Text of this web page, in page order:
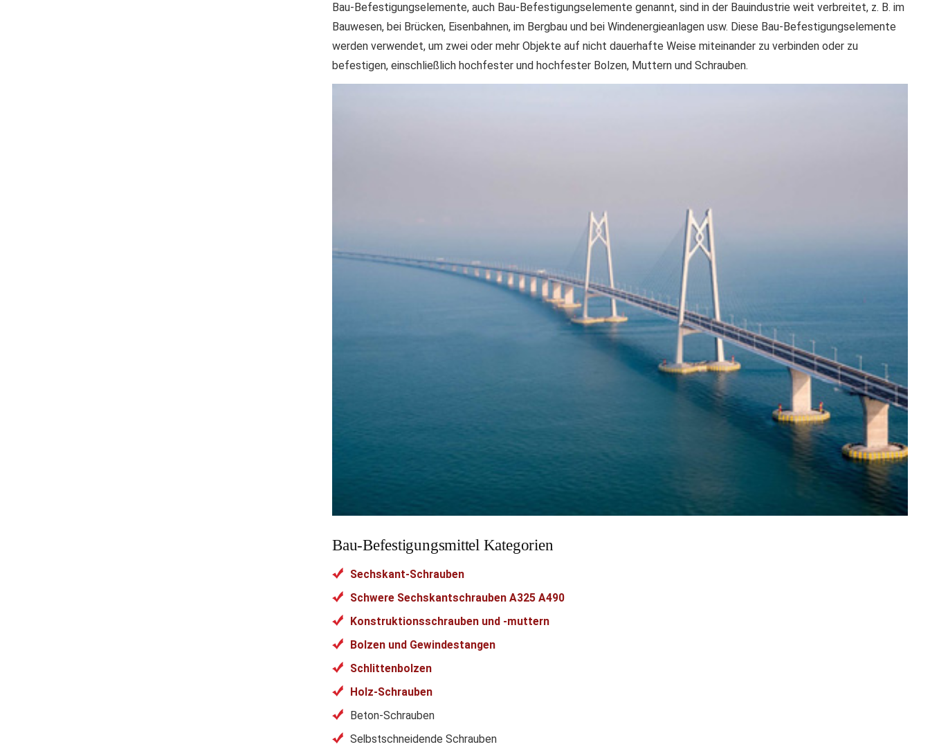
Bau-Befestigungselemente, auch Bau-Befestigungselemente genannt, sind in der Bauindustrie weit verbreitet, z. B. im
Bauwesen, bei Brücken, Eisenbahnen, im Bergbau und bei Windenergieanlagen usw. Diese Bau-Befestigungselemente
werden verwendet, um zwei oder mehr Objekte auf nicht dauerhafte Weise miteinander zu verbinden oder zu
befestigen, einschließlich hochfester und hochfester Bolzen, Muttern und Schrauben.
Bau-Befestigungsmittel Kategorien
Sechskant-Schrauben
Schwere Sechskantschrauben A325 A490
Konstruktionsschrauben und -muttern
Bolzen und Gewindestangen
Schlittenbolzen
Holz-Schrauben
Beton-Schrauben
Selbstschneidende Schrauben